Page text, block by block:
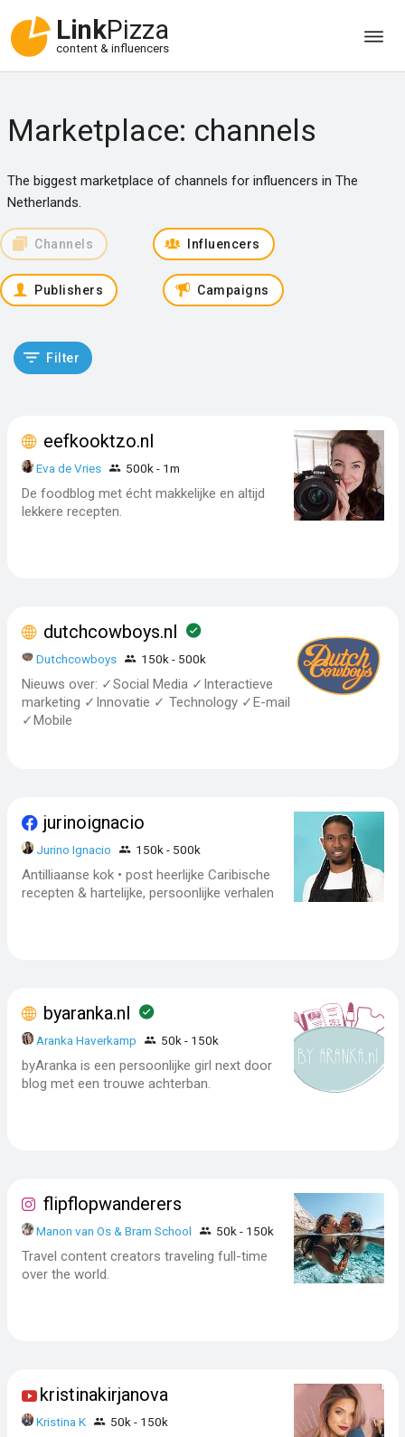
LinkPizza
content & influencers
Marketplace: channels
The biggest marketplace of channels for influencers in The
Netherlands.
Channels Influencers
Publishers Campaigns
Filter
eefkooktzo.nl
Eva de Vries 500k - 1m
De foodblog met écht makkelijke en altijd
lekkere recepten.
dutchcowboys.nl
Dutchcowboys 150k - 500k
Nieuws over: ✓Social Media ✓Interactieve
marketing ✓Innovatie ✓ Technology ✓E-mail
✓Mobile
jurinoignacio
Jurino Ignacio 150k - 500k
Antilliaanse kok • post heerlijke Caribische
recepten & hartelijke, persoonlijke verhalen
byaranka.nl
Aranka Haverkamp 50k - 150k
byAranka is een persoonlijke girl next door
blog met een trouwe achterban.
flipflopwanderers
Manon van Os & Bram School 50k - 150k
Travel content creators traveling full-time
over the world.
kristinakirjanova
Kristina K 50k - 150k